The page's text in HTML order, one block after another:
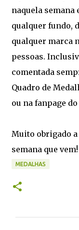
naquela semana
qualquer fundo,
qualquer marca
pessoas.
comentada
Quadro de
ou na fanpage
Muito obrigado
semana que vem!
MEDALHAS